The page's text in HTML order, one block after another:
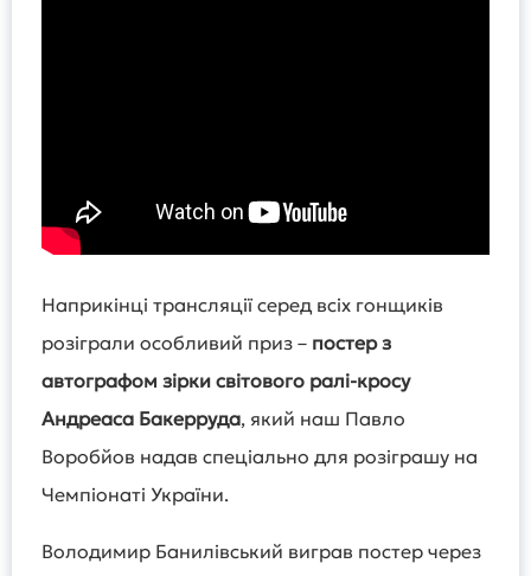
Наприкінці трансляції серед всіх гонщиків
розіграли особливий приз – постер з
автографом зірки світового ралі-кросу
Андреаса Бакерруда, який наш Павло
Воробйов надав спеціально для розіграшу на
Чемпіонаті України.
Володимир Банилівський виграв постер через